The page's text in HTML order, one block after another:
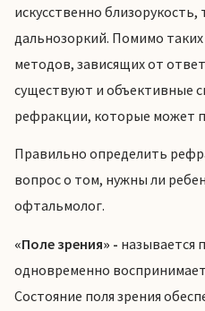
искусственно
дальнозоркий. Помимо
методов, зависящих от
существуют и объективные
рефракции, которые может
Правильно определить
вопрос о том, нужны ли
офтальмолог.
«Поле зрения» - называется
одновременно
Состояние поля зрения